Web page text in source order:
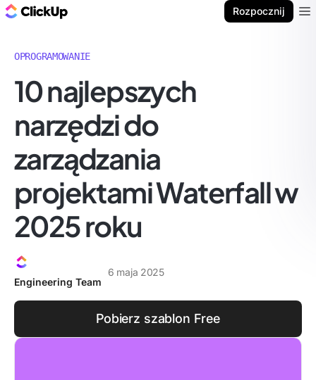
Rozpocznij
OPROGRAMOWANIE
10 najlepszych
narzędzi do
zarządzania
projektami Waterfall w
2025 roku
Engineering Team
6 maja 2025
Pobierz szablon Free